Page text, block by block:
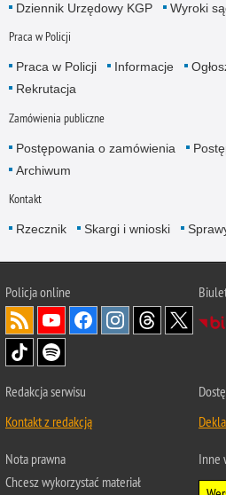
Dziennik Urzędowy KGP Wyroki
Praca w Policji
Praca w Policji Informacje
Rekrutacja
Zamówienia publiczne
Postępowania o zamówienia
Archiwum
Kontakt
Rzecznik Skargi i wnioski
Policjaonline
Redakcja serwisu
Kontakt z redakcją
Nota prawna
Chcesz wykorzystać materiał
Inne